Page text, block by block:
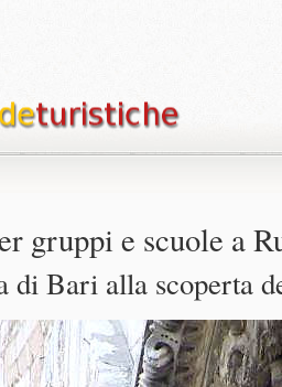
gruppi e scuole a
di Bari alla scoperta